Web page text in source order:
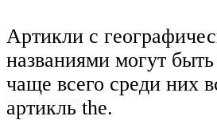
Артикли с
названиями могут
чаще всего среди них
артикль the.